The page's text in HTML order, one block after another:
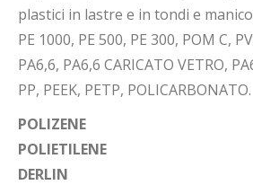
plastici in lastre e in tondi e
PE 1000, PE 500, PE 300, POM C,
PA6,6, PA6,6 CARICATO VETRO,
PP, PEEK, PETP, POLICARBONATO.
POLIZENE
POLIETILENE
DERLIN